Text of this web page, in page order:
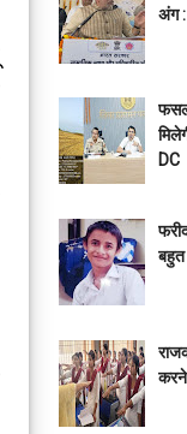
अंग :
फसल
DC
बहुत
करने